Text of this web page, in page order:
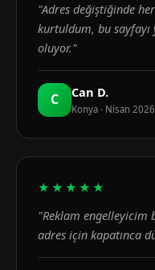
"Adres değiştiğinde
kurtuldum, bu
oluyor."
C Can D.
Konya · Nisan 2026
★★★★★
"Reklam engelleyicim
adres için kapatınca